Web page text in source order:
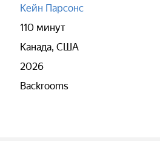
Кейн Парсонс
110 минут
Канада, США
2026
Backrooms